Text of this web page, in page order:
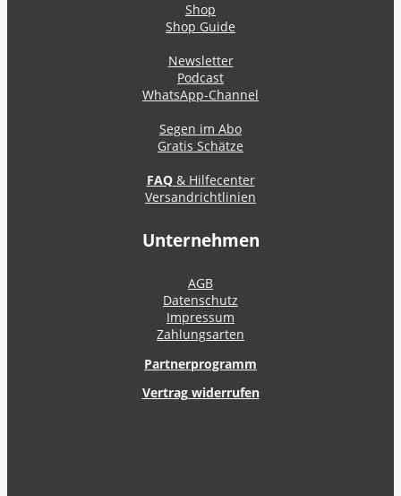
Shop
Shop Guide
Newsletter
Podcast
WhatsApp-Channel
Segen im Abo
Gratis Schätze
FAQ& Hilfecenter
Versandrichtlinien
Unternehmen
AGB
Datenschutz
Impressum
Zahlungsarten
Partnerprogramm
Vertrag widerrufen